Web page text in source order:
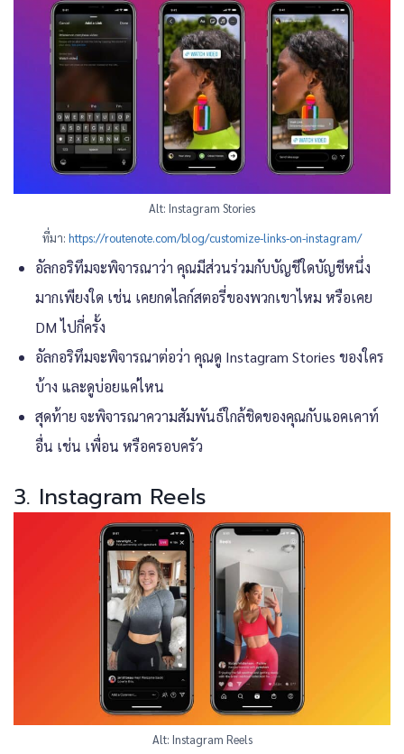
Alt: Instagram Stories
ที่มา: https://routenote.com/blog/customize-links-on-instagram/
อัลกอริทึมจะพิจารณาว่า คุณมีส่วนร่วมกับบัญชีใดบัญชีหนึ่ง
มากเพียงใด เช่น เคยกดไลก์สตอรี่ของพวกเขาไหม หรือเคย
DM ไปกี่ครั้ง
อัลกอริทึมจะพิจารณาต่อว่า คุณดู Instagram Stories ของใคร
บ้าง และดูบ่อยแค่ไหน
สุดท้าย จะพิจารณาความสัมพันธ์ใกล้ชิดของคุณกับแอคเคาท์
อื่น เช่น เพื่อน หรือครอบครัว
3. Instagram Reels
Alt: Instagram Reels